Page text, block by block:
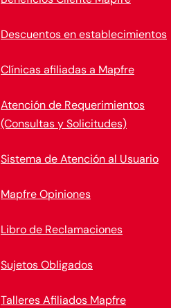
Descuentos en establecimientos
Clínicas afiliadas a Mapfre
Atención de Requerimientos
(Consultas y Solicitudes)
Sistema de Atención al Usuario
Mapfre Opiniones
Libro de Reclamaciones
Sujetos Obligados
Talleres Afiliados Mapfre